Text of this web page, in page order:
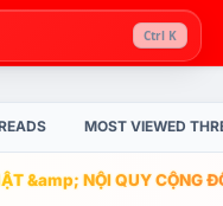
Ctrl K
MOST VIEWED
&amp; NỘI QUY CỘNG